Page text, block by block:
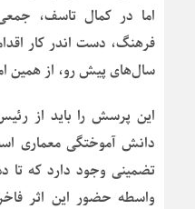
اما در کمال تاسف،
فرهنگ، دست اندر کار
سال‌های پیش رو، از همین
این پرسش را باید از
دانش آموختگی معماری
تضمینی وجود دارد که تا
واسطه حضور این اثر